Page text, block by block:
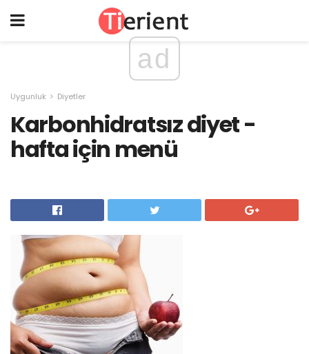
ad
Uygunluk Diyetler
Karbonhidratsız diyet -
hafta için menü